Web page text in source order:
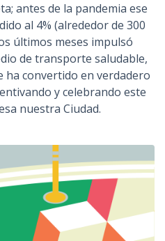
antes de la pandemia ese
al 4% (alrededor de 300
últimos meses impulsó
de transporte saludable,
ha convertido en verdadero
y celebrando este
nuestra Ciudad.